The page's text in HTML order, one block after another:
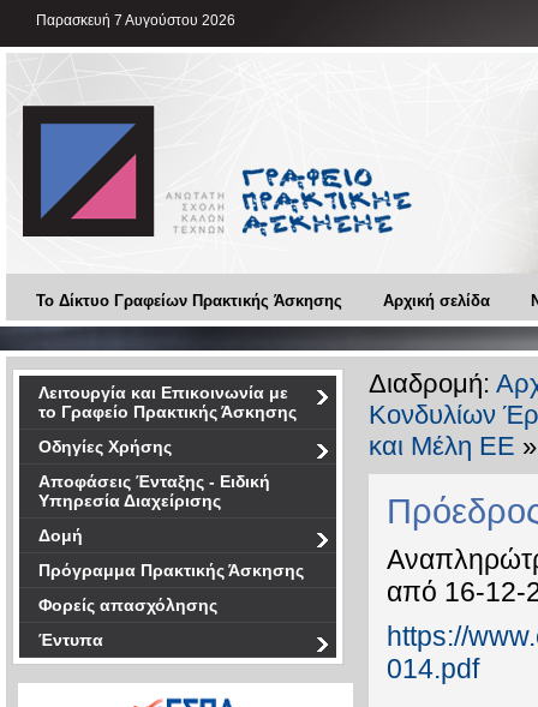
Παρασκευή 7 Αυγούστου 2026
Το Δίκτυο Γραφείων Πρακτικής Άσκησης Αρχική σελίδα
Λειτουργία και Επικοινωνία με
το Γραφείο Πρακτικής Άσκησης
Οδηγίες Χρήσης
Αποφάσεις Ένταξης - Ειδική
Υπηρεσία Διαχείρισης
Δομή
Πρόγραμμα Πρακτικής Άσκησης
Φορείς απασχόλησης
Έντυπα
Διαδρομή:
Κονδυλίων
και Μέλη ΕΕ »
από 16-12-
https://
014.pdf